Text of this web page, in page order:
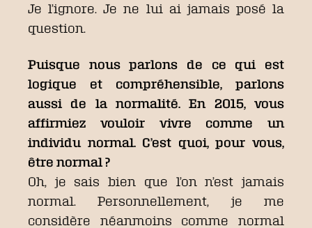
Je l’ignore. Je ne lui ai jamais posé la
question.
Puisque nous parlons de ce qui est
logique et compréhensible, parlons
aussi de la normalité. En 2015, vous
affirmiez vouloir vivre comme un
individu normal. C’est quoi, pour vous,
être normal ?
Oh, je sais bien que l’on n’est jamais
normal. Personnellement, je me
considère néanmoins comme normal